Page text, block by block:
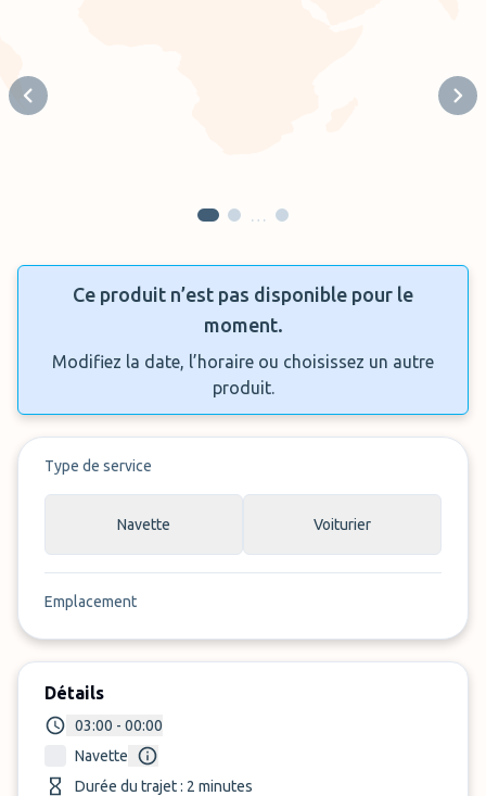
Previous slide
…
Ce produit n’est pas disponible pour le
moment.
Modifiez la date, l’horaire ou choisissez un autre
produit.
Type de service
Navette Voiturier
Emplacement
Détails
03:00 - 00:00
Navette
Durée du trajet : 2 minutes